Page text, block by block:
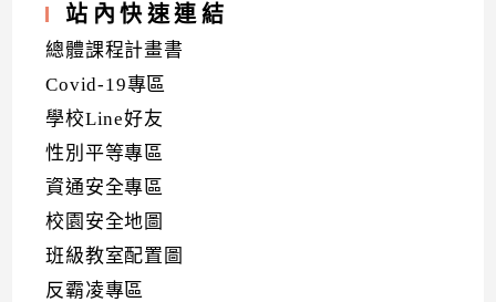
站內快速連結
總體課程計畫書
Covid-19專區
學校Line好友
性別平等專區
資通安全專區
校園安全地圖
班級教室配置圖
反霸凌專區